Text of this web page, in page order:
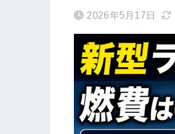
2026年5月17日